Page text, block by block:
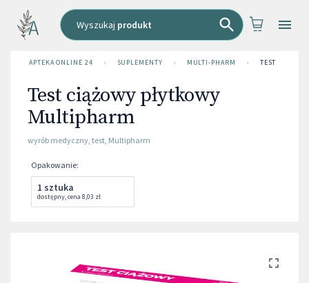
Wyszukaj produkt
APTEKA ONLINE 24 › SUPLEMENTY › MULTI-PHARM › TEST
Test ciążowy płytkowy
Multipharm
wyrób medyczny, test, Multipharm
Opakowanie:
1 sztuka
dostępny,cena 8,03 zł